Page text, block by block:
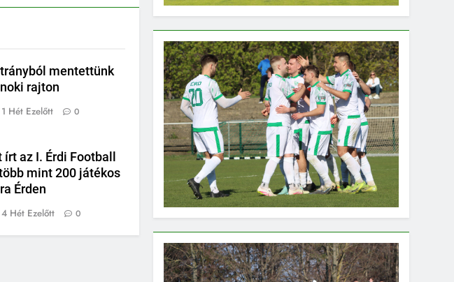
mentettünk
rajton
1 Hét Ezelőtt 0
az I. Érdi Football
mint 200 játékos
Érden
4 Hét Ezelőtt 0